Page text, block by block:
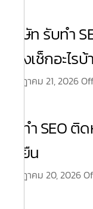
บริษัท รับทำ
ต้องเช็กอะไ
กรกฎาคม 21, 2026
รับทำ SEO
ยั่งยืน
กรกฎาคม 20, 2026